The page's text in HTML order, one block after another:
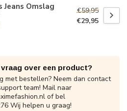
Jeans Omslag
€59,95
€29,95
vraag over een product?
met bestellen? Neem dan contact
team! Mail naar
of bel
Wij helpen u graag!